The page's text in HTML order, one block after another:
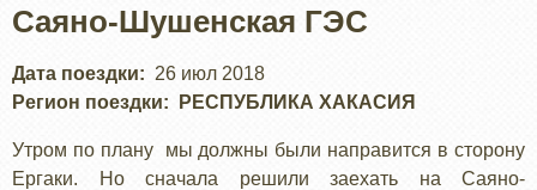
Саяно-Шушенская ГЭС
Дата поездки
26 июл 2018
Регион поездки
РЕСПУБЛИКА ХАКАСИЯ
Утром по плану мы должны были направится в сторону
Ергаки. Но сначала решили заехать на Саяно-